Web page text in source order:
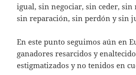
igual, sin negociar, sin ceder, sin
sin reparación, sin perdón y sin
En este punto seguimos aún en
ganadores resarcidos y
estigmatizados y no tenidos en